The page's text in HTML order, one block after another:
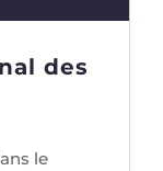
des
le